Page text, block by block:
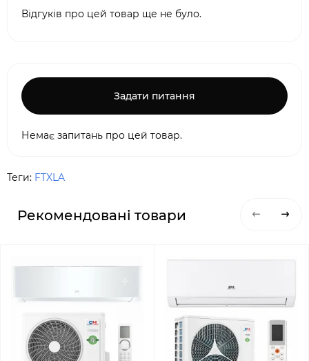
Відгуків про цей товар ще не було.
Задати питання
Немає запитань про цей товар.
Теги: FTXLA
Рекомендовані товари